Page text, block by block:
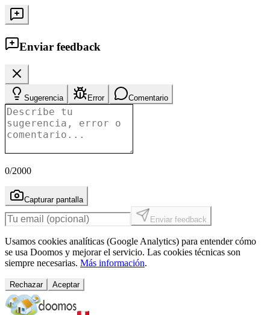
Enviar feedback
Sugerencia Error Comentario
0/2000
Capturar pantalla
Enviar feedback
Usamos cookies analíticas (Google Analytics) para entender cómo
se usa Doomos y mejorar el servicio. Las cookies técnicas son
siempre necesarias. Más información.
Rechazar Aceptar